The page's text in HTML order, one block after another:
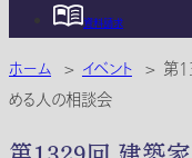
資料請求
ホーム > イベント > 第
める人の相談会